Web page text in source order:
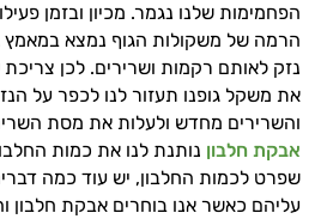
הפחמימות שלנו נגמר. מכיון ובזמן
הרמה של משקולות הגוף נמצא במאמץ
נזק לאותם רקמות ושרירים. לכן
את משקל גופנו תעזור לנו לכפר על
והשרירים מחדש ולעלות את מסת
אבקת חלבון נותנת לנו את כמות
שפרט לכמות החלבון, יש עוד כמה
עליהם כאשר אנו בוחרים אבקת חלבון
אני כאן כדי לעזור לך
התזונה ומוצרי הבריאות
ולמצב הגופני שלך, ולהסביר
עובדים יחד כדי למקסם
יום וגם בתחום הכושר
המטרה שלי היא להתאים
אישיות מבוססות מדעית.